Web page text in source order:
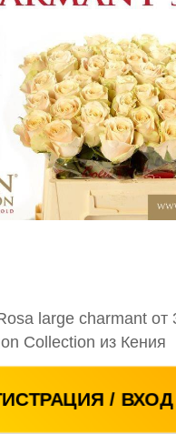
large charmant от
Collection из Кения
/ ВХОД